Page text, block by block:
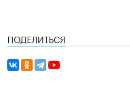
ПОДЕЛИТЬСЯ